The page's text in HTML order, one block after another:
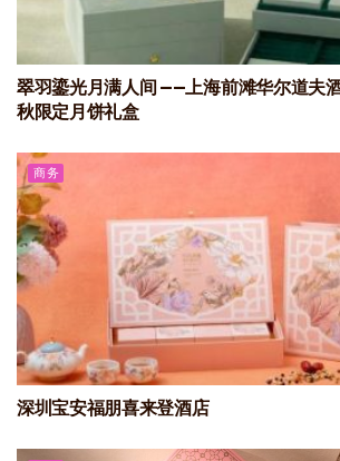
翠羽鎏光月满人间 ——上海前滩华尔道夫
秋限定月饼礼盒
商务
深圳宝安福朋喜来登酒店